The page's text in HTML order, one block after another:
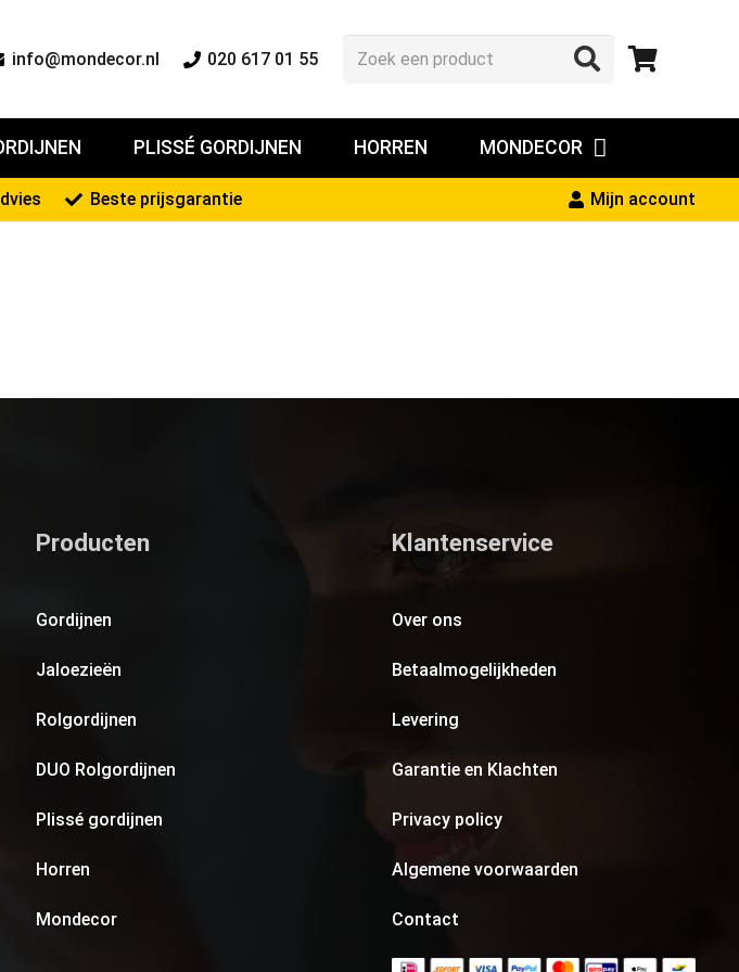
info@mondecor.nl 020 617 01 55
PLISSÉ GORDIJNEN HORREN MONDECOR
Beste prijsgarantie Mijn account
Producten
Gordijnen
Jaloezieën
Rolgordijnen
DUO Rolgordijnen
Plissé gordijnen
Horren
Mondecor
Klantenservice
Over ons
Betaalmogelijkheden
Levering
Garantie en Klachten
Privacy policy
Algemene voorwaarden
Contact